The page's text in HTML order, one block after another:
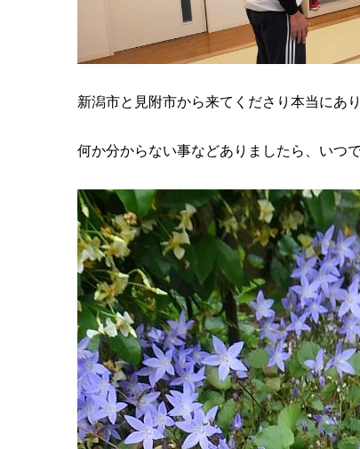
新潟市と見附市から来てくださり本当にあ
何か分からない事などありましたら、いつ